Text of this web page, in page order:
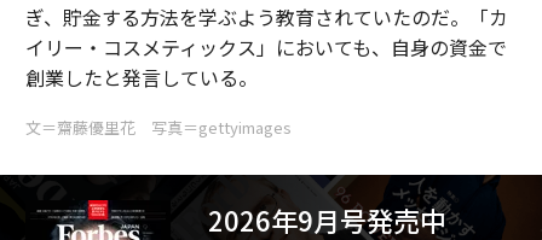
ぎ、貯金する方法を学ぶよう教育されていたのだ。「カ
イリー・コスメティックス」においても、自身の資金で
創業したと発言している。
文＝齋藤優里花 写真＝gettyimages
2026年9月号発売中